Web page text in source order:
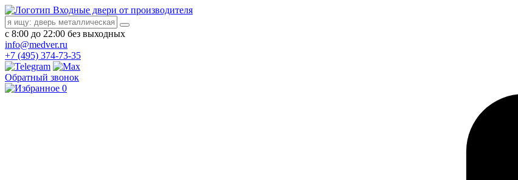
Входные двери от производителя
с 8:00 до 22:00 без выходных
info@medver.ru
+7 (495) 374-73-35
Обратный звонок
0